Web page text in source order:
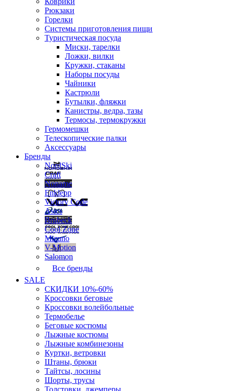
Рюкзаки
Горелки
Системы приготовления пищи
Туристическая посуда
Миски, тарелки
Ложки, вилки
Кружки, стаканы
Наборы посуды
Чайники
Кастрюли
Бутылки, фляжки
Канистры, ведра, тазы
Термосы, термокружки
Гермомешки
Телескопические палки
Аксессуары
Бренды
NordSki
Craft
Noname
Enklepp
Victory Code
Asics
Brubeck
Cool Zone
Mizuno
V-Motion
Salomon
Все бренды
SALE
СКИДКИ 10%-60%
Кроссовки беговые
Кроссовки волейбольные
Термобелье
Беговые костюмы
Лыжные костюмы
Лыжные комбинезоны
Куртки, ветровки
Штаны, брюки
Тайтсы, лосины
Шорты, трусы
Толстовки, джемперы